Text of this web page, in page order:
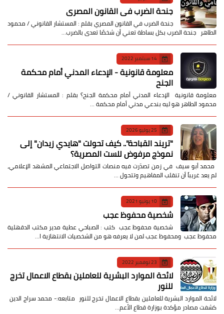
جنحة الضرب في القانون المصري
جنحة الضرب في القانون المصري بقلم : المستشار القانوني / محمود
الطاهر جنحة الضرب بكل بساطة تعني أن شخصًا تعدى بالضرب…
14 سبتمبر 2022
معلومة قانونية - الإدعاء المدني أمام محكمة
الجنح
معلومة قانونية الإدعاء المدني أمام محكمة الجنح؟ بقلم : المستشار القانوني /
محمود الطاهر هو ليه بندعي مدني أمام محكمة …
25 يوليو 2026
​"تريند القباحة".. كيف تحولت "هايدي زيدان" إلى
نموذج مرفوض للست المصرية؟
​ محمد أبو سيف ​في زمن تصدّرت فيه منصات التواصل الاجتماعي المشهد الإعلامي،
لم يعد غريباً أن تنقلب المفاهيم وتتحول …
10 يونيو 2021
شخصية محفوظ عجب
شخصية محفوظ عجب كتب : الصباحي عطية مدير مكتب الدقهلية
محفوظ عجب ومحفوظ عجب لمن لا يعرفه هو من الشخصيات الانتهازية ا…
23 نوفمبر 2022
لائحة الموارد البشرية للعاملين بقطاع الاعمال تخرج
للنور
لائحة الموارد البشرية للعاملين بقطاع الاعمال تخرج للنور متابعه:- محمد سراج الدين
كشفت مصادر مؤكدة بوزارة قطاع الأعم…